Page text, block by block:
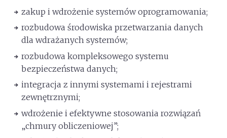
zakup i wdrożenie systemów oprogramowania;
rozbudowa środowiska przetwarzania danych
dla wdrażanych systemów;
rozbudowa kompleksowego systemu
bezpieczeństwa danych;
integracja z innymi systemami i rejestrami
zewnętrznymi;
wdrożenie i efektywne stosowania rozwiązań
„chmury obliczeniowej”;